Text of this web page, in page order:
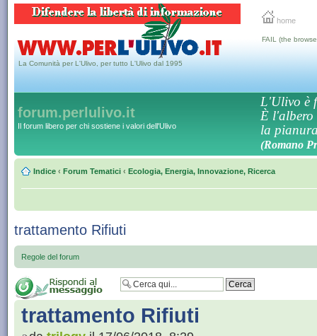
home
La Comunità per L'Ulivo, per tutto L'Ulivo dal 1995
FAIL (the
forum.perlulivo.it
Il forum libero per chi sostiene i valori dell'Ulivo
L'Ulivo è
È l'albero
la
(Romano
Indice ‹ Forum Tematici ‹ Ecologia, Energia, Innovazione, Ricerca
trattamento Rifiuti
Regole del forum
trattamento Rifiuti